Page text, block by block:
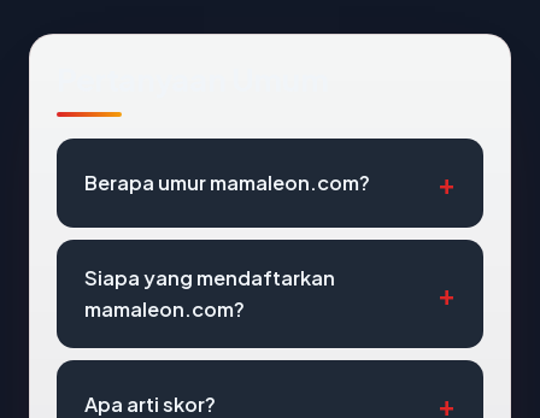
Berapa umur mamaleon.com?
Siapa yang mendaftarkan
mamaleon.com?
Apa arti skor?